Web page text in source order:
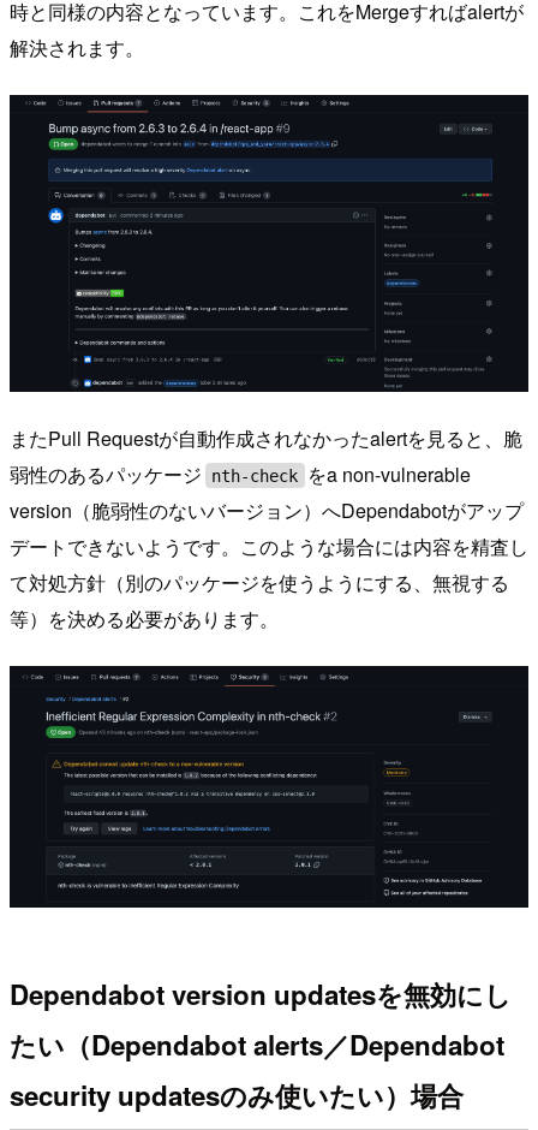
時と同様の内容となっています。これをMergeすればalertが
解決されます。
またPull Requestが自動作成されなかったalertを見ると、脆
弱性のあるパッケージ
nth-check
をa non-vulnerable
version（脆弱性のないバージョン）へDependabotがアップ
デートできないようです。このような場合には内容を精査し
て対処方針（別のパッケージを使うようにする、無視する
等）を決める必要があります。
Dependabot version updatesを無効にし
たい（Dependabot alerts／Dependabot
security updatesのみ使いたい）場合